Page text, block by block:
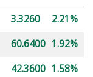
3.3260
2.21%
60.6400 1.92%
42.3600 1.58%